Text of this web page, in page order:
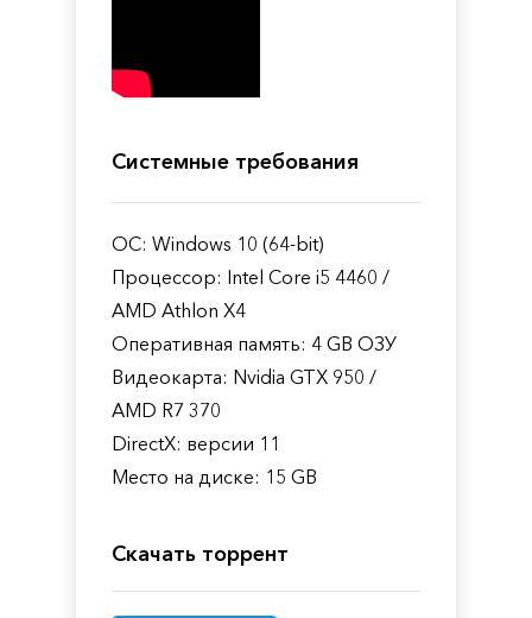
Системные требования
ОС: Windows 10 (64-bit)
Процессор: Intel Core i5 4460 /
AMD Athlon X4
Оперативная память: 4 GB ОЗУ
Видеокарта: Nvidia GTX 950 /
AMD R7 370
DirectX: версии 11
Место на диске: 15 GB
Скачать торрент